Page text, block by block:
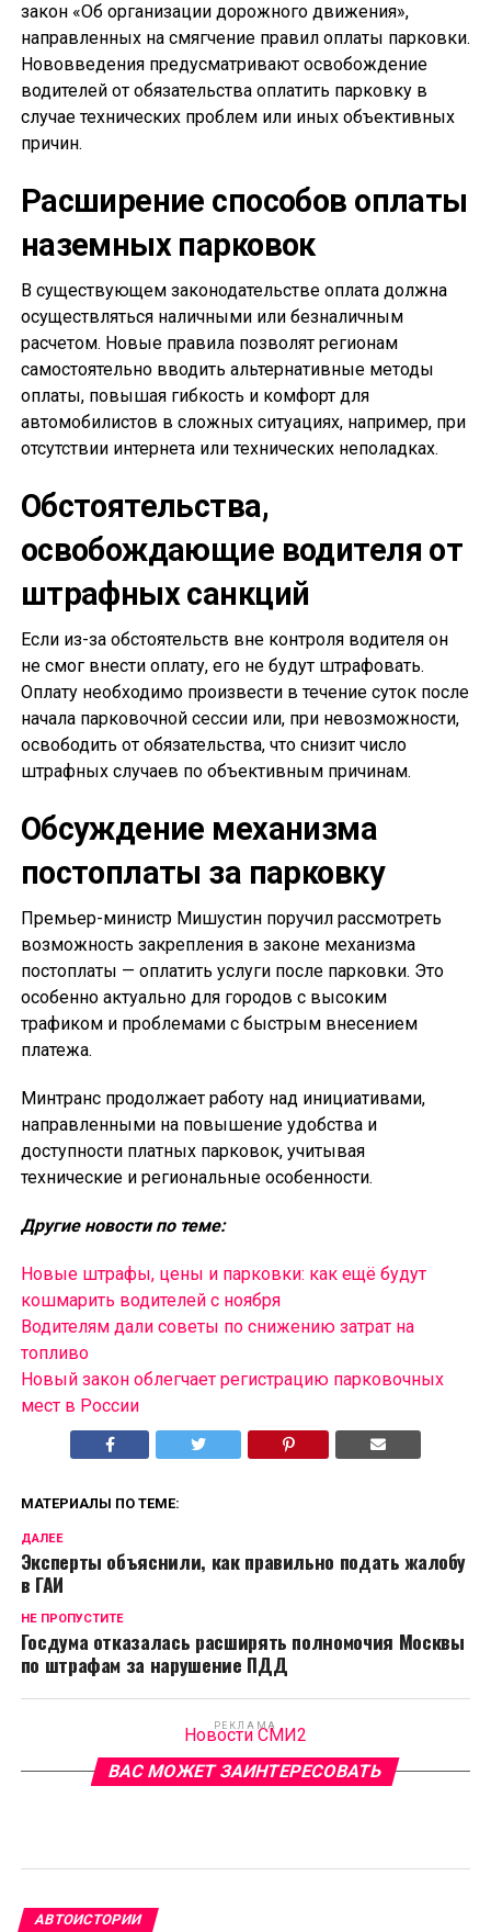
закон «Об организации дорожного движения»,
направленных на смягчение правил оплаты парковки.
Нововведения предусматривают освобождение
водителей от обязательства оплатить парковку в
случае технических проблем или иных объективных
причин.
Расширение способов оплаты
наземных парковок
В существующем законодательстве оплата должна
осуществляться наличными или безналичным
расчетом. Новые правила позволят регионам
самостоятельно вводить альтернативные методы
оплаты, повышая гибкость и комфорт для
автомобилистов в сложных ситуациях, например, при
отсутствии интернета или технических неполадках.
Обстоятельства,
освобождающие водителя от
штрафных санкций
Если из-за обстоятельств вне контроля водителя он
не смог внести оплату, его не будут штрафовать.
Оплату необходимо произвести в течение суток после
начала парковочной сессии или, при невозможности,
освободить от обязательства, что снизит число
штрафных случаев по объективным причинам.
Обсуждение механизма
постоплаты за парковку
Премьер-министр Мишустин поручил рассмотреть
возможность закрепления в законе механизма
постоплаты — оплатить услуги после парковки. Это
особенно актуально для городов с высоким
трафиком и проблемами с быстрым внесением
платежа.
Минтранс продолжает работу над инициативами,
направленными на повышение удобства и
доступности платных парковок, учитывая
технические и региональные особенности.
Другие новости по теме:
Новые штрафы, цены и парковки: как ещё будут
кошмарить водителей с ноября
Водителям дали советы по снижению затрат на
топливо
Новый закон облегчает регистрацию парковочных
мест в России
МАТЕРИАЛЫ ПО ТЕМЕ:
ДАЛЕЕ
Эксперты объяснили, как правильно подать жалобу
в ГАИ
НЕ ПРОПУСТИТЕ
Госдума отказалась расширять полномочия Москвы
по штрафам за нарушение ПДД
РЕКЛАМА
Новости СМИ2
ВАС МОЖЕТ ЗАИНТЕРЕСОВАТЬ
АВТОИСТОРИИ